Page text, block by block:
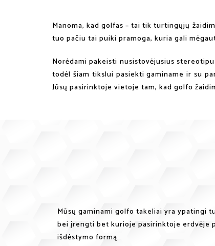
Manoma, kad golfas – tai tik turtingųjų
tuo pačiu tai puiki pramoga, kuria gali
Norėdami pakeisti nusistovėjusius
todėl šiam tikslui pasiekti gaminame ir su
Jūsų pasirinktoje vietoje tam, kad golfo
Mūsų gaminami golfo takeliai yra ypatingi
bei įrengti bet kurioje pasirinktoje erdvėje
išdėstymo formą.